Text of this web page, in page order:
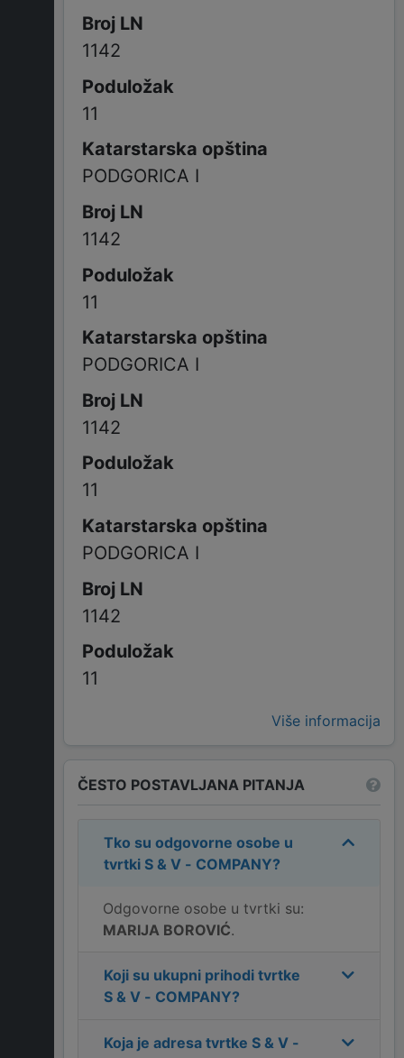
1142
11
PODGORICA I
1142
11
PODGORICA I
1142
11
PODGORICA I
1142
11
Više informacija
ČESTO POSTAVLJANA PITANJA
Tko su odgovorne osobe u
tvrtki S & V - COMPANY?
Odgovorne osobe u tvrtki su:
MARIJA BOROVIĆ.
Koji su ukupni prihodi tvrtke
S & V - COMPANY?
Koja je adresa tvrtke S & V -